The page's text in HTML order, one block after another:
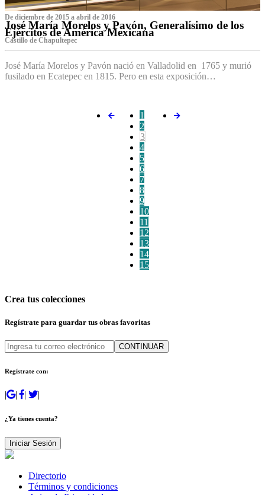
De diciembre de 2015 a abril de 2016
José María Morelos y Pavón, Generalísimo de los
Ejércitos de América Mexicana
C‌astillo de Chapultepec
José María Morelos y Pavón nació en Valladolid en 1765 y murió
fusilado en Ecatepec en 1815. Pero en esta exposición…
1
2
3
4
5
6
7
8
9
10
11
12
13
14
15
Crea tus colecciones
Regístrate para guardar tus obras favoritas
CONTINUAR
Regístrate con:
| | | |
¿Ya tienes cuenta?
Iniciar Sesión
Directorio
Términos y condiciones